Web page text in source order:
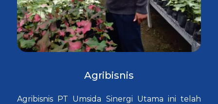
Agribisnis
Agribisnis PT Umsida Sinergi Utama ini telah